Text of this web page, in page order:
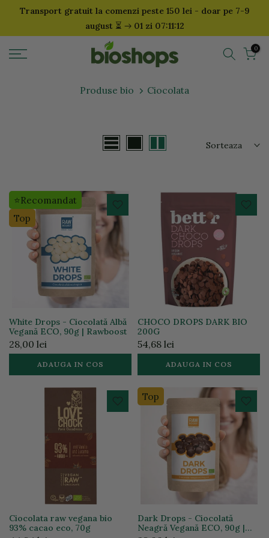
SariTransport gratuit la comenzi peste 150 lei - doar pe 7-9
august ⏳ 01 zi 07:11:12
0
Produse bio Ciocolata
Sorteaza
⭐Recomandat
Top
White Drops - Ciocolată Albă
Vegană ECO, 90g | Rawboost
28,00 lei
ADAUGA IN COS
CHOCO DROPS DARK BIO
200G
54,68 lei
ADAUGA IN COS
Ciocolata raw vegana bio
93% cacao eco, 70g
Top
Dark Drops - Ciocolată
Neagră Vegană ECO, 90g |